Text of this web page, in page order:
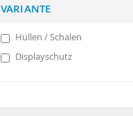
VARIANTE
Hüllen / Schalen
Displayschutz